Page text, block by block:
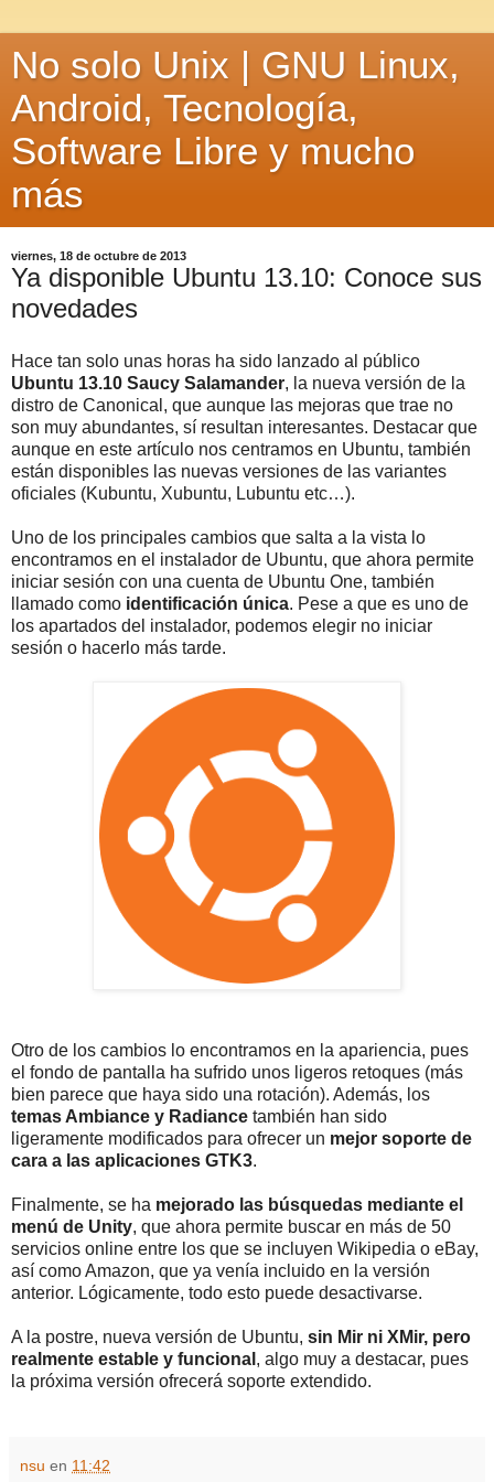
No solo Unix | GNU Linux,
Android, Tecnología,
Software Libre y mucho
más
viernes, 18 de octubre de 2013
Ya disponible Ubuntu 13.10: Conoce sus
novedades
Hace tan solo unas horas ha sido lanzado al público
Ubuntu 13.10 Saucy Salamander, la nueva versión de la
distro de Canonical, que aunque las mejoras que trae no
son muy abundantes, sí resultan interesantes. Destacar que
aunque en este artículo nos centramos en Ubuntu, también
están disponibles las nuevas versiones de las variantes
oficiales (Kubuntu, Xubuntu, Lubuntu etc…).
Uno de los principales cambios que salta a la vista lo
encontramos en el instalador de Ubuntu, que ahora permite
iniciar sesión con una cuenta de Ubuntu One, también
llamado como identificación única. Pese a que es uno de
los apartados del instalador, podemos elegir no iniciar
sesión o hacerlo más tarde.
Otro de los cambios lo encontramos en la apariencia, pues
el fondo de pantalla ha sufrido unos ligeros retoques (más
bien parece que haya sido una rotación). Además, los
temas Ambiance y Radiance también han sido
ligeramente modificados para ofrecer un mejor soporte de
cara a las aplicaciones GTK3.
Finalmente, se ha mejorado las búsquedas mediante el
menú de Unity, que ahora permite buscar en más de 50
servicios online entre los que se incluyen Wikipedia o eBay,
así como Amazon, que ya venía incluido en la versión
anterior. Lógicamente, todo esto puede desactivarse.
A la postre, nueva versión de Ubuntu, sin Mir ni XMir, pero
realmente estable y funcional , algo muy a destacar, pues
la próxima versión ofrecerá soporte extendido.
nsu en 11:42